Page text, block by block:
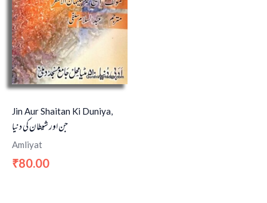
Jin Aur Shaitan Ki Duniya,
جن اور شیطان کی دنیا
Amliyat
₹80.00